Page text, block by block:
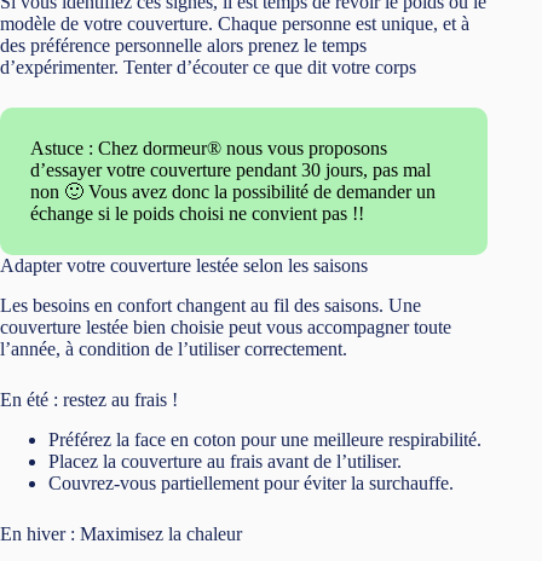
modèle de votre couverture. Chaque personne est unique, et à
des préférence personnelle alors prenez le temps
d’expérimenter. Tenter d’écouter ce que dit votre corps
Astuce : Chez dormeur® nous vous proposons
d’essayer votre couverture pendant 30 jours, pas mal
non 🙂 Vous avez donc la possibilité de demander un
échange si le poids choisi ne convient pas !!
Adapter votre couverture lestée selon les saisons
Les besoins en confort changent au fil des saisons. Une
couverture lestée bien choisie peut vous accompagner toute
l’année, à condition de l’utiliser correctement.
En été : restez au frais !
Préférez la face en coton pour une meilleure respirabilité.
Placez la couverture au frais avant de l’utiliser.
Couvrez-vous partiellement pour éviter la surchauffe.
En hiver : Maximisez la chaleur